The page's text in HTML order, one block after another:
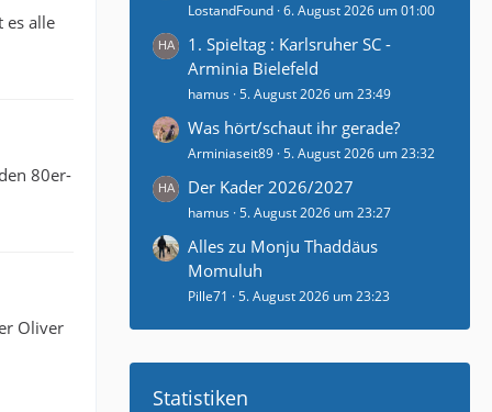
es alle
80er-
Oliver
LostandFound 6. August 2026 um 01:00
1. Spieltag : Karlsruher SC -
Arminia Bielefeld
hamus 5. August 2026 um 23:49
Was hört/schaut ihr gerade?
Arminiaseit89 5. August 2026 um 23:32
Der Kader 2026/2027
hamus 5. August 2026 um 23:27
Alles zu Monju Thaddäus
Momuluh
Pille71 5. August 2026 um 23:23
Statistiken